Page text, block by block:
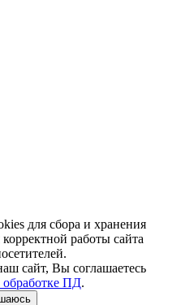
для сбора и хранения
работы сайта
сайт, Вы соглашаетесь
ПД.